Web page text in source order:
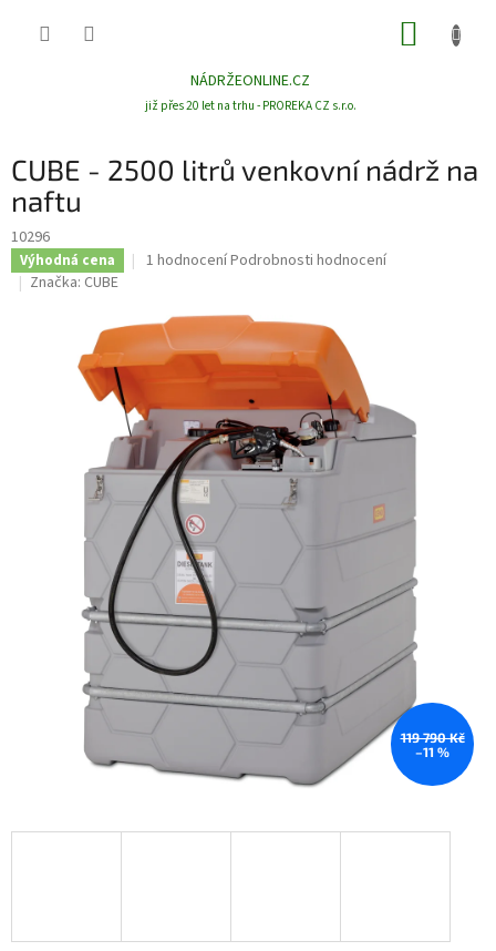
NÁDRŽEONLINE.CZ
již přes 20 let na trhu - PROREKA CZ s.r.o.
CUBE - 2500 litrů venkovní nádrž na
naftu
10296
Výhodná cena
Průměrné
je
5,0
z
hvězdiček.
1 hodnoceníPodrobnosti hodnocení
Značka: CUBE
119 790 Kč
–11 %